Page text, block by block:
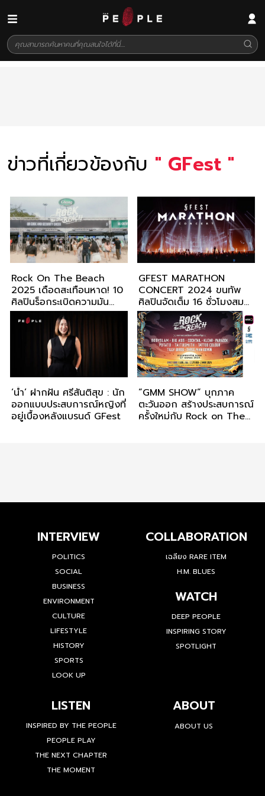
ข่าวที่เกี่ยวข้องกับ " GFest "
Rock On The Beach
2025 เดือดสะเทือนหาด! 10
ศิลปินร็อกระเบิดความมัน
กลางทะเลระยอง
GFEST MARATHON
CONCERT 2024 ขนทัพ
ศิลปินจัดเต็ม 16 ชั่วโมงสม
ชื่อ MARATHON
‘น้ำ’ ฝากฝัน ศรีสันติสุข : นัก
ออกแบบประสบการณ์หญิงที่
อยู่เบื้องหลังแบรนด์ GFest
“GMM SHOW” บุกภาค
ตะวันออก สร้างประสบการณ์
ครั้งใหม่กับ Rock on The
INTERVIEW
POLITICS
SOCIAL
BUSINESS
ENVIRONMENT
CULTURE
LIFESTYLE
HISTORY
SPORTS
LOOK UP
COLLABORATION
เฉลียง RARE ITEM
H.M. BLUES
WATCH
DEEP PEOPLE
INSPIRING STORY
SPOTLIGHT
LISTEN
INSPIRED BY THE PEOPLE
PEOPLE PLAY
THE NEXT CHAPTER
THE MOMENT
ABOUT
ABOUT US